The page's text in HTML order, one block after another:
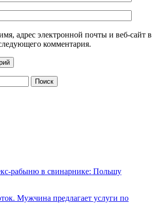
адрес электронной почты и веб-сайт в
комментария.
рабыню в свинарнике: Польшу
Мужчина предлагает услуги по